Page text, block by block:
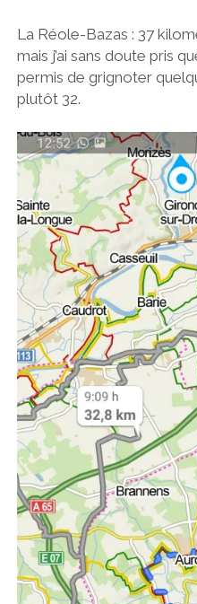
La Réole-Bazas : 37
mais j’ai sans doute pris
permis de grignoter
plutôt 32.